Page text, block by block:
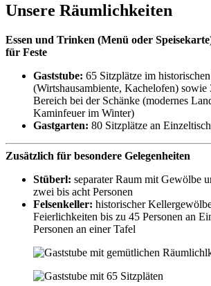
Unsere Räumlichkeiten
Essen und Trinken (Menü oder
für Feste
Gaststube: 65 Sitzplätze im
(Wirtshausambiente, Kachelofen) sowie
Bereich bei der Schänke (modernes
Kaminfeuer im Winter)
Gastgarten: 80 Sitzplätze an
Zusätzlich für besondere Gelegenheiten
Stüberl: separater Raum mit Gewölbe
zwei bis acht Personen
Felsenkeller: historischer
Feierlichkeiten bis zu 45 Personen an
Personen an einer Tafel